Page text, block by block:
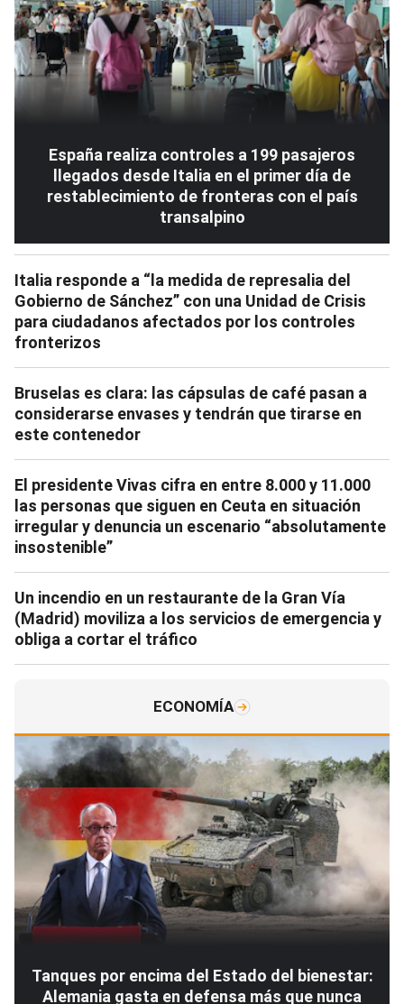
España realiza controles a 199 pasajeros
llegados desde Italia en el primer día de
restablecimiento de fronteras con el país
transalpino
Italia responde a “la medida de represalia del
Gobierno de Sánchez” con una Unidad de Crisis
para ciudadanos afectados por los controles
fronterizos
Bruselas es clara: las cápsulas de café pasan a
considerarse envases y tendrán que tirarse en
este contenedor
El presidente Vivas cifra en entre 8.000 y 11.000
las personas que siguen en Ceuta en situación
irregular y denuncia un escenario “absolutamente
insostenible”
Un incendio en un restaurante de la Gran Vía
(Madrid) moviliza a los servicios de emergencia y
obliga a cortar el tráfico
ECONOMÍA
Tanques por encima del Estado del bienestar:
Alemania gasta en defensa más que nunca